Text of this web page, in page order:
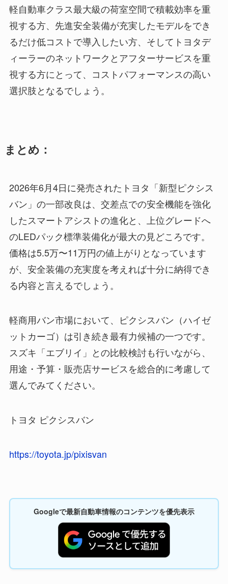
軽自動車クラス最大級の荷室空間で積載効率を重
視する方、先進安全装備が充実したモデルをでき
るだけ低コストで導入したい方、そしてトヨタデ
ィーラーのネットワークとアフターサービスを重
視する方にとって、コストパフォーマンスの高い
選択肢となるでしょう。
まとめ：
2026年6月4日に発売されたトヨタ「新型ピクシス
バン」の一部改良は、交差点での安全機能を強化
したスマートアシストの進化と、上位グレードへ
のLEDパック標準装備化が最大の見どころです。
価格は5.5万〜11万円の値上がりとなっています
が、安全装備の充実度を考えれば十分に納得でき
る内容と言えるでしょう。
軽商用バン市場において、ピクシスバン（ハイゼ
ットカーゴ）は引き続き最有力候補の一つです。
スズキ「エブリイ」との比較検討も行いながら、
用途・予算・販売店サービスを総合的に考慮して
選んでみてください。
トヨタ ピクシスバン
https://toyota.jp/pixisvan
Googleで最新自動車情報のコンテンツを優先表示